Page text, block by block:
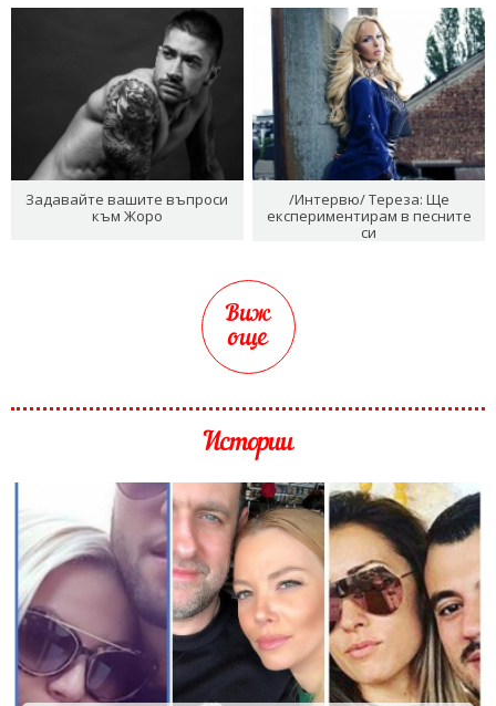
Задавайте вашите въпроси
към Жоро
/Интервю/ Тереза: Ще
експериментирам в песните
си
Виж
още
Истории